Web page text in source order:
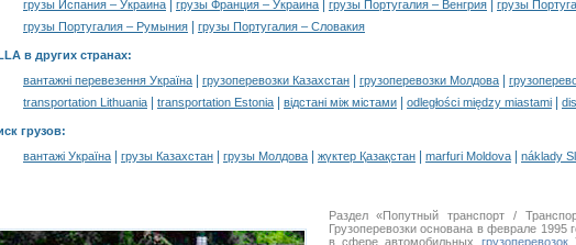
грузы Испания – Украина
грузы Франция – Украина грузы Португалия – Венгрия грузы
грузы Португалия – Румыния грузы Португалия – Словакия
в других странах:
вантажні перевезення Україна
грузоперевозки Казахстан грузоперевозки Молдова
transportation Lithuania transportation Estonia відстані між містами odległości między miastami
грузов:
вантажі Україна
грузы Казахстан грузы Молдова жүктер Қазақстан marfuri Moldova náklady
Раздел «Попутный транспорт /
Грузоперевозки основана в феврале
в сфере автомобильных грузоперевозок